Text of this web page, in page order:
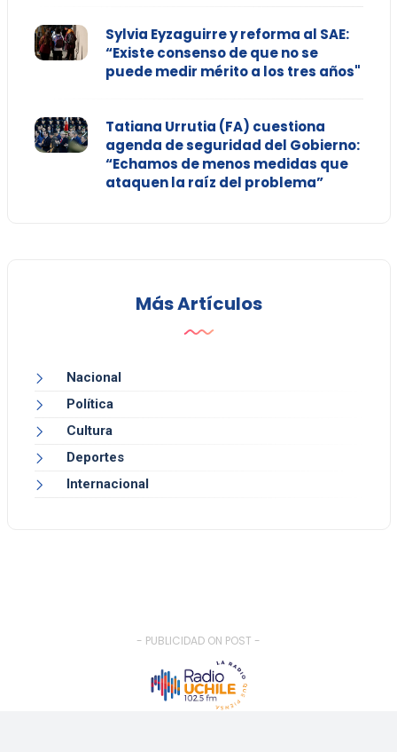
Sylvia Eyzaguirre y reforma al SAE:
“Existe consenso de que no se
puede medir mérito a los tres años"
Tatiana Urrutia (FA) cuestiona
agenda de seguridad del Gobierno:
“Echamos de menos medidas que
ataquen la raíz del problema”
Más Artículos
Nacional
Política
Cultura
Deportes
Internacional
- PUBLICIDAD ON POST -